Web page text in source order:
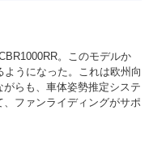
。このモデルか
うになった。これは欧州向
らも、車体姿勢推定システ
ファンライディングがサポ